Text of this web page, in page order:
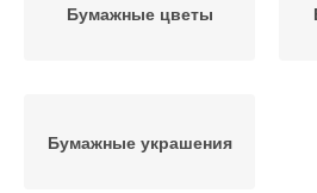
Бумажные цветы
Бумажные украшения